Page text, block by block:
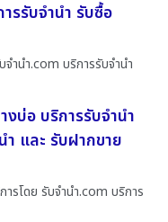
รรับจำนำ รับซื้อ
จํานํา.com บริการรับจำนำ
งบ่อ บริการรับจำนำ
และ รับฝากขาย
ารโดย รับจํานํา.com บริการ